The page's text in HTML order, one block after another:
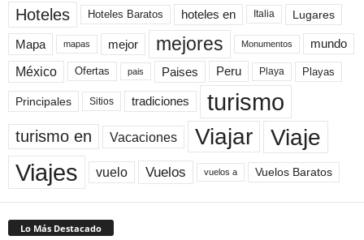
Hoteles Hoteles Baratos hoteles en Italia Lugares
Mapa mapas mejor mejores Monumentos mundo
México Ofertas pais Paises Peru Playa Playas
Principales Sitios tradiciones turismo
turismo en Vacaciones Viajar Viaje
Viajes vuelo Vuelos vuelos a Vuelos Baratos
Lo Más Destacado